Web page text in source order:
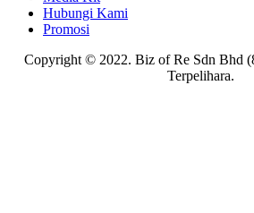
Hubungi Kami
Promosi
Copyright © 2022. Biz of Re Sdn Bhd
Terpelihara.